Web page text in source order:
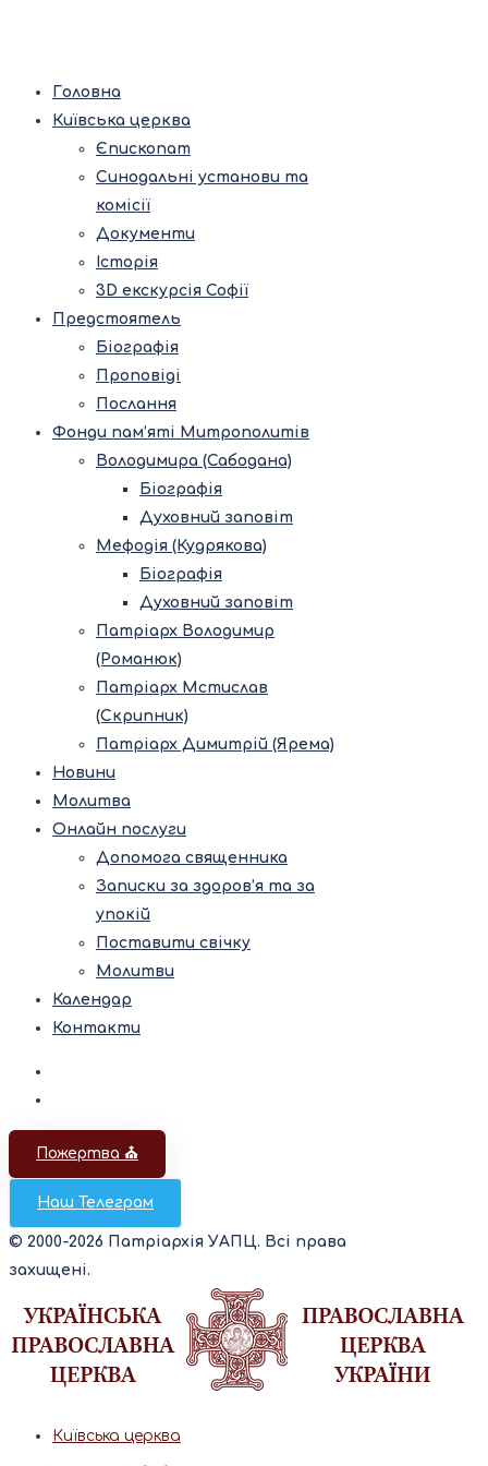
Головна
Київська церква
Єпископат
Синодальні установи та
комісії
Документи
Історія
3D екскурсія Софії
Предстоятель
Біографія
Проповіді
Послання
Фонди пам’яті Митрополитів
Володимира (Сабодана)
Біографія
Духовний заповіт
Мефодія (Кудрякова)
Біографія
Духовний заповіт
Патріарх Володимир
(Романюк)
Патріарх Мстислав
(Скрипник)
Патріарх Димитрій (Ярема)
Новини
Молитва
Онлайн послуги
Допомога священника
Записки за здоров’я та за
упокій
Поставити свічку
Молитви
Календар
Контакти
Пожертва ⛪️
Наш Телеграм
© 2000-2026 Патріархія УАПЦ. Всі права
захищені.
Київська церква